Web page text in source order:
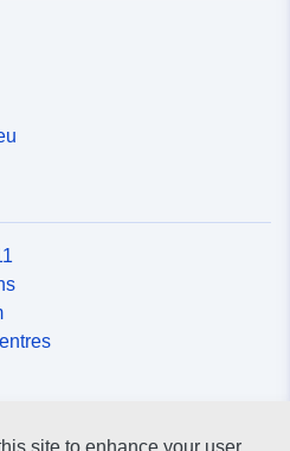
site to enhance your user